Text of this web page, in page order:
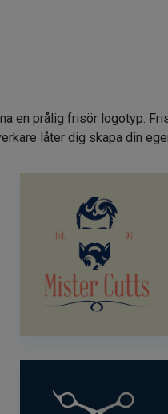
en prålig frisör logotyp.
låter dig skapa din